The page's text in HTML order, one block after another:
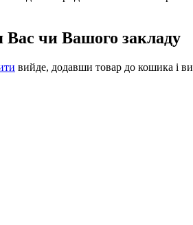
чи Вашого закладу
вийде, додавши товар до кошика і